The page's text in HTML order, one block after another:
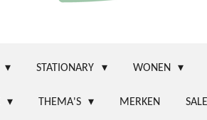
STATIONARY WONEN
THEMA'S MERKEN SALE